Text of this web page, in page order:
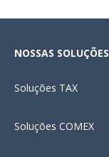
NOSSAS SOLUÇÕES
Soluções TAX
Soluções COMEX